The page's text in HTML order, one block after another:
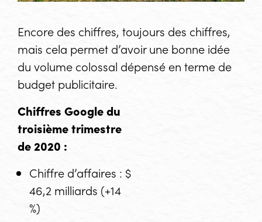
Encore des chiffres, toujours des chiffres,
mais cela permet d’avoir une bonne idée
du volume colossal dépensé en terme de
budget publicitaire.
Chiffres Google du
troisième trimestre
de 2020 :
Chiffre d’affaires : $
46,2 milliards (+14
%)